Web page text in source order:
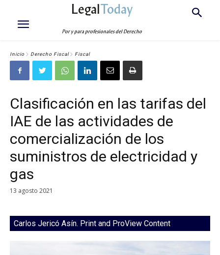
LegalToday
Por y para profesionales del Derecho
Inicio Derecho Fiscal Fiscal
Clasificación en las tarifas del
IAE de las actividades de
comercialización de los
suministros de electricidad y
gas
13 agosto 2021
Carlos Jericó Asín. Print and ProView Content